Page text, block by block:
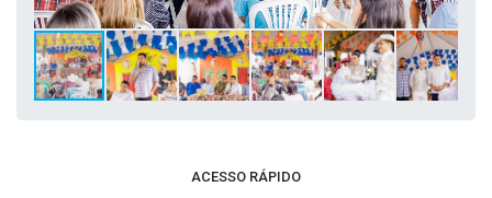
ACESSO RÁPIDO